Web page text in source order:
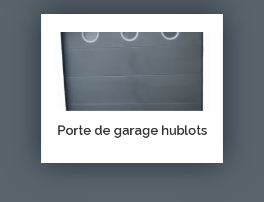
Porte de garage hublots